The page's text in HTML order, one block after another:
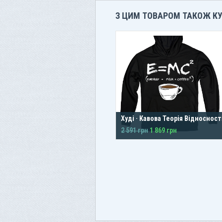
З ЦИМ ТОВАРОМ ТАКОЖ
Худі · Кавова Теорія
2 591 грн1 869 грн